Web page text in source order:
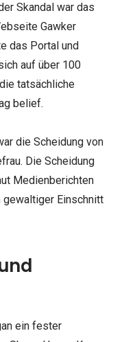
Skandal war das
Gawker
das Portal und
auf über 100
tatsächliche
belief.
die Scheidung von
Die Scheidung
Medienberichten
gewaltiger Einschnitt
ein fester